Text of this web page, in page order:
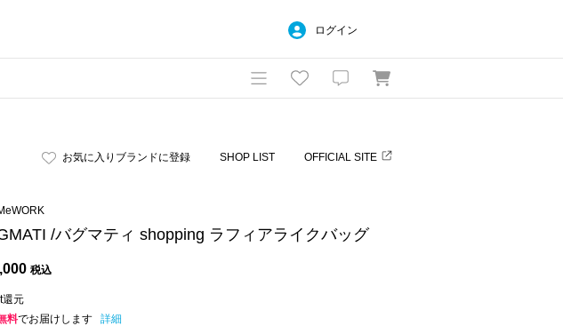
ログイン
お気に入りブランドに登録 SHOP LIST OFFICIAL SITE
/バグマティ shopping ラフィアライクバッグ
税込
還元
料でお届けします 詳細